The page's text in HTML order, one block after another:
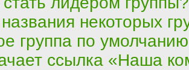
некоторых
группа по
ссылка «Наша